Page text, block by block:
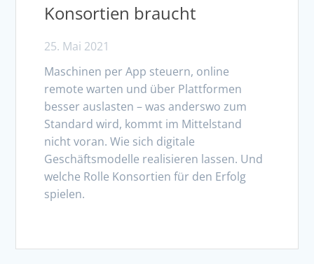
Konsortien braucht
25. Mai 2021
Maschinen per App steuern, online
remote warten und über Plattformen
besser auslasten – was anderswo zum
Standard wird, kommt im Mittelstand
nicht voran. Wie sich digitale
Geschäftsmodelle realisieren lassen. Und
welche Rolle Konsortien für den Erfolg
spielen.